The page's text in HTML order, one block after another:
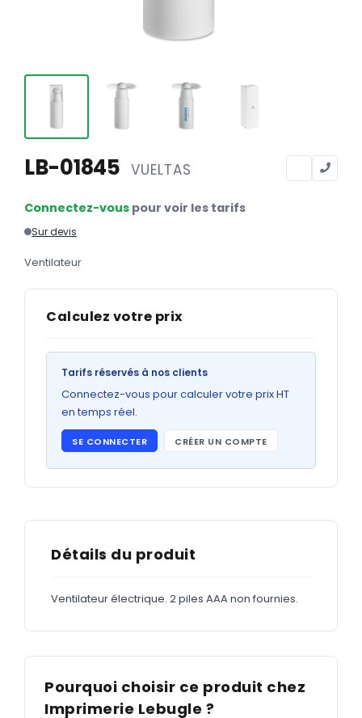
Calendriers bancaires
Tête de lettre
Enveloppes
Sous-mains
Chemises
GRAND FORMAT
Abribus
ADHÉSIFS
Adhésifs vitrine
LB-01845 VUELTAS
Connectez-vous pour voir les tarifs
Sur devis
Ventilateur
Calculez votre prix
Tarifs réservés à nos clients
Connectez-vous pour calculer votre prix HT
en temps réel.
SE CONNECTER CRÉER UN COMPTE
Détails du produit
Ventilateur électrique. 2 piles AAA non fournies.
Pourquoi choisir ce produit chez
Imprimerie Lebugle ?